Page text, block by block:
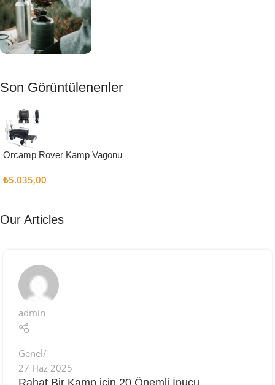
Muftağı
Kampçı
Şefler İçin
Keşfet
Son Görüntülenenler
Orcamp Rover Kamp Vagonu
₺5.035,00
Our Articles
admin
Genel
27 Haz 2025
Rahat Bir Kamp için 20 Önemli İpucu